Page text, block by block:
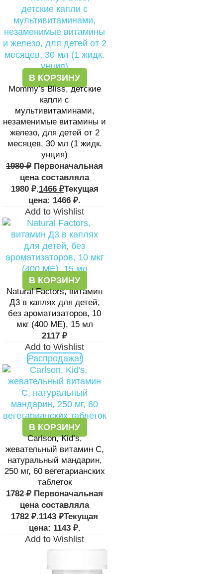
В КОРЗИНУ
Mommy’s Bliss, детские
капли с
мультивитаминами,
незаменимые витамины и
железо, для детей от 2
месяцев, 30 мл (1 жидк.
унция)
1980₽ Первоначальная
цена составляла
1980 ₽.1466 ₽Текущая
цена: 1466 ₽.
Add to Wishlist
В КОРЗИНУ
Natural Factors, витамин
Д3 в каплях для детей,
без ароматизаторов, 10
мкг (400 МЕ), 15 мл
2117 ₽
Add to Wishlist
Распродажа!
В КОРЗИНУ
Carlson, Kid’s,
жевательный витамин C,
натуральный мандарин,
250 мг, 60 вегетарианских
таблеток
1782₽ Первоначальная
цена составляла
1782 ₽.1143 ₽Текущая
цена: 1143 ₽.
Add to Wishlist